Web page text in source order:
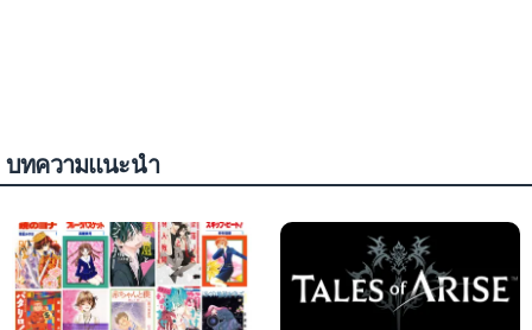
บทความแนะนำ